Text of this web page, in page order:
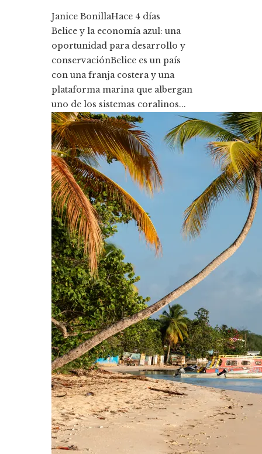
Janice BonillaHace 4 días
Belice y la economía azul: una
oportunidad para desarrollo y
conservaciónBelice es un país
con una franja costera y una
plataforma marina que albergan
uno de los sistemas coralinos...